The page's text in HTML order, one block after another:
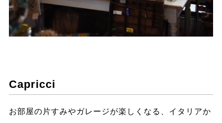
Capricci
お部屋の片すみやガレージが楽しくなる、イタリアか